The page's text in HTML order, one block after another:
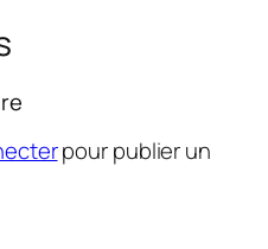
pour publier un